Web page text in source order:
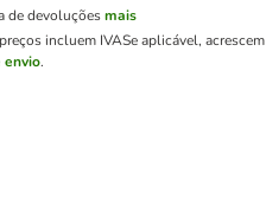
de devoluçõesmais
incluem IVASe aplicável, acrescem
envio.